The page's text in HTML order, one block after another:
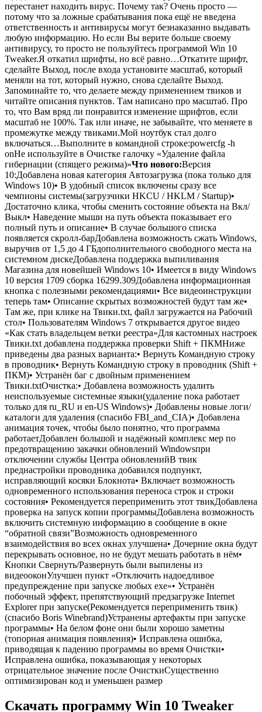
перестанет находить вирус. Почему так? Очень просто —
потому что за ложные срабатывания пока ещё не введена
ответственность и антивирусы могут безнаказанно выдавать
любую информацию. Но если Вы верите больше своему
антивирусу, то просто не пользуйтесь программой Win 10
Tweaker.Я откатил шрифты, но всё равно…Откатите шрифт,
сделайте Выход, после входа установите масштаб, который
меняли на тот, который нужно, снова сделайте Выход.
Запоминайте то, что делаете между применением твиков и
читайте описания пунктов. Там написано про масштаб. Про
то, что Вам вряд ли понравится изменение шрифтов, если
масштаб не 100%. Так или иначе, не забывайте, что меняете в
промежутке между твиками.Мой ноутбук стал долго
включаться…Выполните в командной строке:powercfg -h
onНе используйте в Очистке галочку «Удаление файла
гибернации (спящего режима)»Что нового:Версия
10:Добавлена новая категория Автозагрузка (пока только для
Windows 10)• В удобный список включены сразу все
чемпионы системы(загрузчики HKCU / HKLM / Startup)•
Достаточно клика, чтобы сменить состояние объекта на Вкл/
Выкл• Наведение мыши на путь объекта показывает его
полный путь и описание• В случае большого списка
появляется скролл-барДобавлена возможность сжать Windows,
выручив от 1,5 до 4 ГБдополнительного свободного места на
системном дискеДобавлена поддержка выпиливания
Магазина для новейшей Windows 10• Имеется в виду Windows
10 версия 1709 сборка 16299.309Добавлена информационная
кнопка с полезными рекомендациями• Все видеоинструкции
теперь там• Описание скрытых возможностей будут там же•
Там же, при клике на Твики.txt, файл загружается на Рабочий
стол• Пользователям Windows 7 открывается другое видео
«Как стать владельцем ветки реестра»Для кастомных настроек
Твики.txt добавлена поддержка проверки Shift + ПКМНиже
приведены два разных варианта:• Вернуть Командную строку
в проводник• Вернуть Командную строку в проводник (Shift +
ПКМ)• Устранён баг с двойным применением
Твики.txtОчистка:• Добавлена возможность удалить
неиспользуемые системные языки(удаление пока работает
только для ru_RU и en-US Windows)• Добавлены новые логи/
каталоги для удаления (спасибо FBI_and_CIA)• Добавлена
анимация точек, чтобы было понятно, что программа
работаетДобавлен большой и надёжный комплекс мер по
предотвращению закачки обновлений Windowsпри
отключении службы Центра обновленийВ твик
преднастройки проводника добавился подпункт,
исправляющий косяки Блокнота• Включает возможность
одновременного использования переноса строк и строки
состояния• Рекомендуется переприменить этот твикДобавлена
проверка на запуск копии программыДобавлена возможность
включить системную информацию в сообщение в окне
“обратной связи”Возможность одновременного
взаимодействия во всех окнах улучшена• Дочерние окна будут
перекрывать основное, но не будут мешать работать в нём•
Кнопки Свернуть/Развернуть были выпилены из
видеооконУлучшен пункт «Отключить надоедливое
предупреждение при запуске любых exe»• Устранён
побочный эффект, препятствующий предзагрузке Internet
Explorer при запуске(Рекомендуется переприменить твик)
(спасибо Boris Winebrand)Устранены артефакты при запуске
программы• На белом фоне они были хорошо заметны
(топорная анимация появления)• Исправлена ошибка,
приводящая к падению программы во время Очистки•
Исправлена ошибка, показывающая у некоторых
отрицательное значение после ОчисткиСущественно
оптимизирован код и уменьшен размер
Скачать программу Win 10 Tweaker